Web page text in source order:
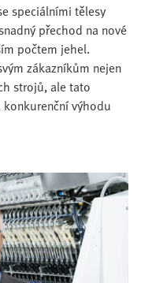
speciálními tělesy
přechod na nové
počtem jehel.
zákazníkům nejen
strojů, ale tato
výhodu